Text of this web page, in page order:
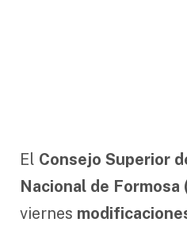
El Consejo Superior
Nacional de Formosa
viernes